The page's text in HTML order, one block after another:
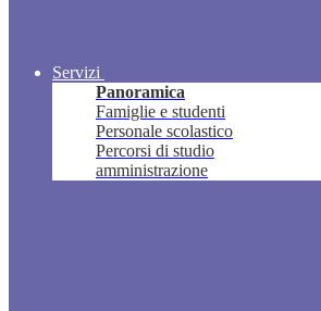
Servizi
Panoramica
Famiglie e studenti
Personale scolastico
Percorsi di studio
amministrazione